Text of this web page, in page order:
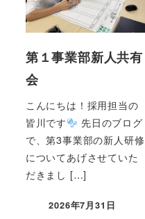
第１事業部新人共有
会
こんにちは！採用担当の
皆川です
先日のブログ
で、第3事業部の新人研修
についてあげさせていた
だきまし […]
2026年7月31日